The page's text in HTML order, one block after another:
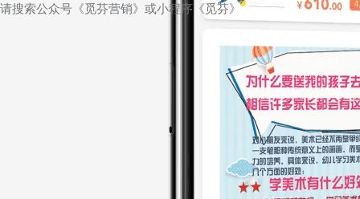
请搜索公众号《觅芬营销》或小程序《觅芬》